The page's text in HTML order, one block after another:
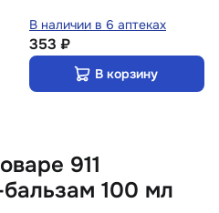
В наличии в 6 аптеках
353 ₽
В корзину
911
100 мл